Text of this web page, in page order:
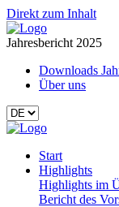
Direkt zum Inhalt
Jahresbericht 2025
Downloads
Über uns
Start
Highlights
Highlights im
Bericht des